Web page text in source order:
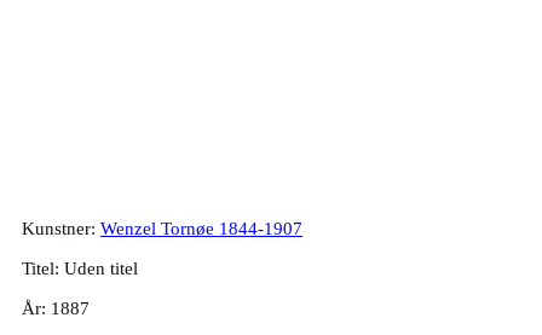
Kunstner: Wenzel Tornøe 1844-1907
Titel: Uden titel
År: 1887